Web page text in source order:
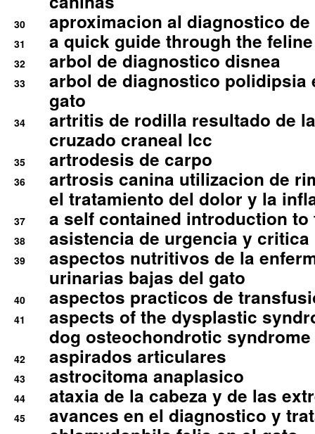
30 aproximacion al diagnostico
31 a quick guide through the
32 arbol de diagnostico disnea
33
arbol de diagnostico polidipsia
gato
34
artritis de rodilla resultado de
cruzado craneal lcc
35 artrodesis de carpo
36
artrosis canina utilizacion de
el tratamiento del dolor y la
37 a self contained introduction
38 asistencia de urgencia y
39
aspectos nutritivos de la
urinarias bajas del gato
40 aspectos practicos de
41
aspects of the dysplastic
dog osteochondrotic syndrome
42 aspirados articulares
43 astrocitoma anaplasico
44 ataxia de la cabeza y de las
45
avances en el diagnostico y